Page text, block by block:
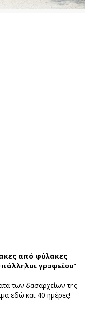
από φύλακες
γραφείου"
των δασαρχείων της
εδώ και 40 ηµέρες!